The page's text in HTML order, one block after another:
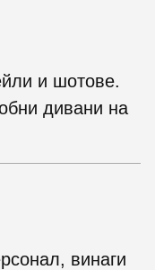
и шотове.
дивани на
винаги